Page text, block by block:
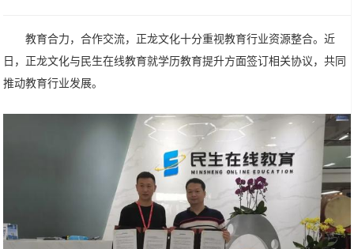
教育合力，合作交流，正龙文化十分重视教育行业资源整合。近
日，正龙文化与民生在线教育就学历教育提升方面签订相关协议，共同
推动教育行业发展。